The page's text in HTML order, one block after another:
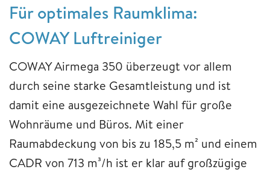
Für optimales Raumklima:
COWAY Luftreiniger
COWAY Airmega 350 überzeugt vor allem
durch seine starke Gesamtleistung und ist
damit eine ausgezeichnete Wahl für große
Wohnräume und Büros. Mit einer
Raumabdeckung von bis zu 185,5 m² und einem
CADR von 713 m³/h ist er klar auf großzügige